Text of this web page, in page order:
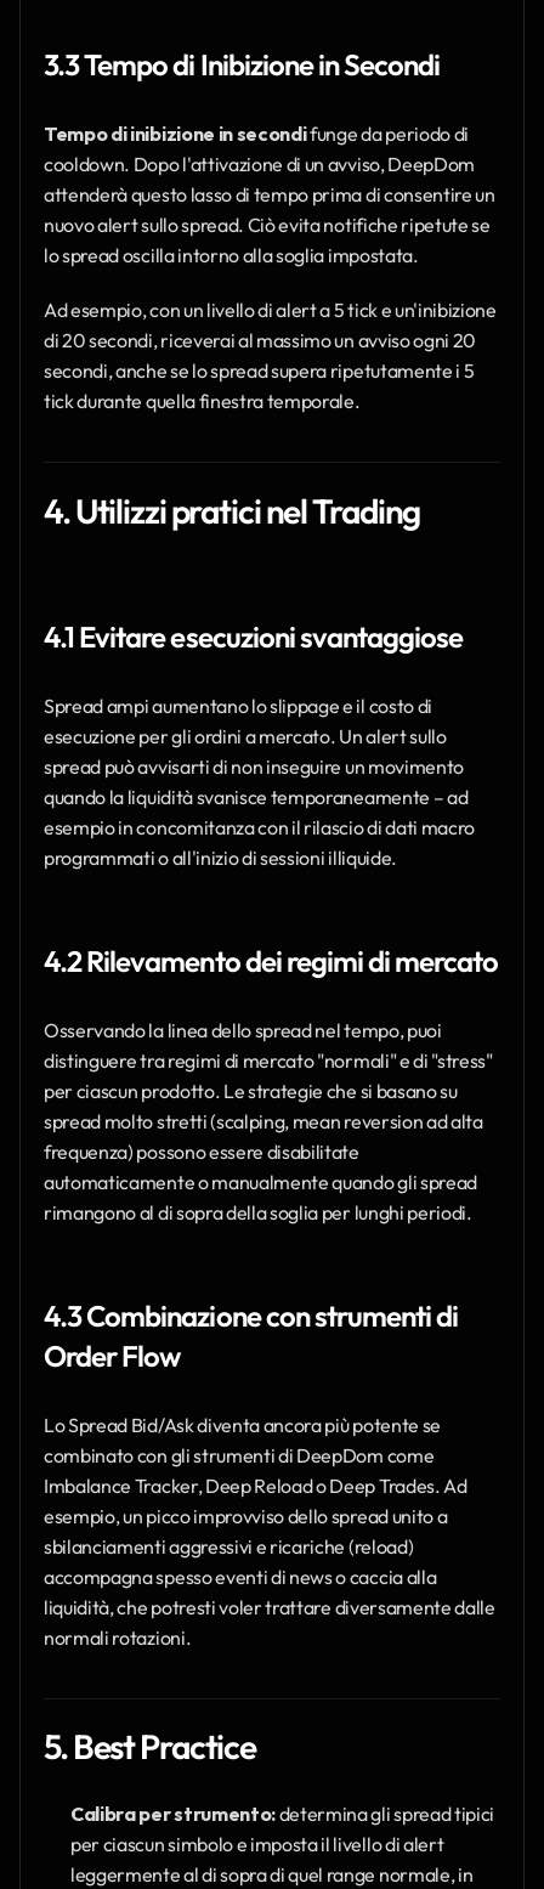
3.3 Tempo di Inibizione in Secondi
Tempo di inibizione in secondi funge da periodo di
cooldown. Dopo l'attivazione di un avviso, DeepDom
attenderà questo lasso di tempo prima di consentire un
nuovo alert sullo spread. Ciò evita notifiche ripetute se
lo spread oscilla intorno alla soglia impostata.
Ad esempio, con un livello di alert a 5 tick e un'inibizione
di 20 secondi, riceverai al massimo un avviso ogni 20
secondi, anche se lo spread supera ripetutamente i 5
tick durante quella finestra temporale.
4. Utilizzi pratici nel Trading
4.1 Evitare esecuzioni svantaggiose
Spread ampi aumentano lo slippage e il costo di
esecuzione per gli ordini a mercato. Un alert sullo
spread può avvisarti di non inseguire un movimento
quando la liquidità svanisce temporaneamente – ad
esempio in concomitanza con il rilascio di dati macro
programmati o all'inizio di sessioni illiquide.
4.2 Rilevamento dei regimi di mercato
Osservando la linea dello spread nel tempo, puoi
distinguere tra regimi di mercato "normali" e di "stress"
per ciascun prodotto. Le strategie che si basano su
spread molto stretti (scalping, mean reversion ad alta
frequenza) possono essere disabilitate
automaticamente o manualmente quando gli spread
rimangono al di sopra della soglia per lunghi periodi.
4.3 Combinazione con strumenti di
Order Flow
Lo Spread Bid/Ask diventa ancora più potente se
combinato con gli strumenti di DeepDom come
Imbalance Tracker, Deep Reload o Deep Trades. Ad
esempio, un picco improvviso dello spread unito a
sbilanciamenti aggressivi e ricariche (reload)
accompagna spesso eventi di news o caccia alla
liquidità, che potresti voler trattare diversamente dalle
normali rotazioni.
5. Best Practice
Calibra per strumento: determina gli spread tipici
per ciascun simbolo e imposta il livello di alert
leggermente al di sopra di quel range normale, in